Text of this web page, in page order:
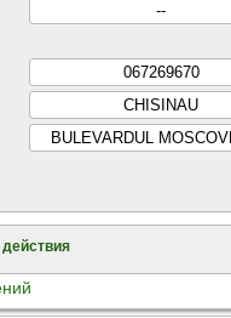
--
067269670
CHISINAU
BULEVARDUL